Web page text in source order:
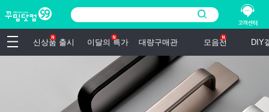
신상품 출시 이달의 특가 대량구매관 모음전 DIY